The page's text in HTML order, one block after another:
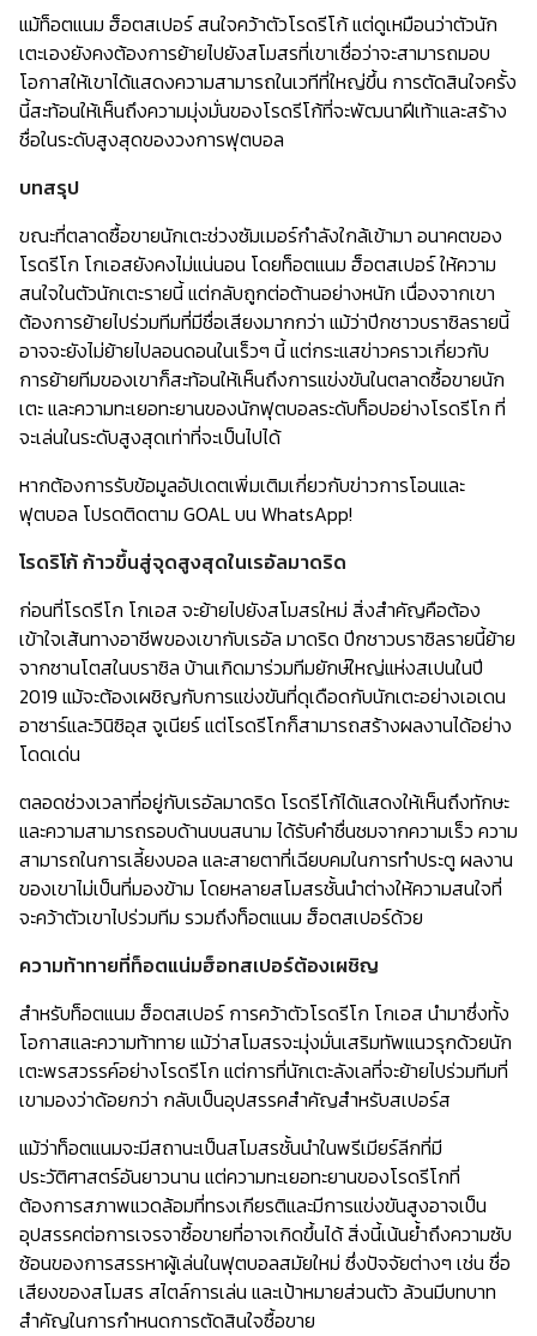
แม้ท็อตแนม ฮ็อตสเปอร์ สนใจคว้าตัวโรดรีโก้ แต่ดูเหมือนว่าตัวนัก
เตะเองยังคงต้องการย้ายไปยังสโมสรที่เขาเชื่อว่าจะสามารถมอบ
โอกาสให้เขาได้แสดงความสามารถในเวทีที่ใหญ่ขึ้น การตัดสินใจครั้ง
นี้สะท้อนให้เห็นถึงความมุ่งมั่นของโรดรีโก้ที่จะพัฒนาฝีเท้าและสร้าง
ชื่อในระดับสูงสุดของวงการฟุตบอล
บทสรุป
ขณะที่ตลาดซื้อขายนักเตะช่วงซัมเมอร์กำลังใกล้เข้ามา อนาคตของ
โรดรีโก โกเอสยังคงไม่แน่นอน โดยท็อตแนม ฮ็อตสเปอร์ ให้ความ
สนใจในตัวนักเตะรายนี้ แต่กลับถูกต่อต้านอย่างหนัก เนื่องจากเขา
ต้องการย้ายไปร่วมทีมที่มีชื่อเสียงมากกว่า แม้ว่าปีกชาวบราซิลรายนี้
อาจจะยังไม่ย้ายไปลอนดอนในเร็วๆ นี้ แต่กระแสข่าวคราวเกี่ยวกับ
การย้ายทีมของเขาก็สะท้อนให้เห็นถึงการแข่งขันในตลาดซื้อขายนัก
เตะ และความทะเยอทะยานของนักฟุตบอลระดับท็อปอย่างโรดรีโก ที่
จะเล่นในระดับสูงสุดเท่าที่จะเป็นไปได้
หากต้องการรับข้อมูลอัปเดตเพิ่มเติมเกี่ยวกับข่าวการโอนและ
ฟุตบอล โปรดติดตาม GOAL บน WhatsApp!
โรดริโก้ ก้าวขึ้นสู่จุดสูงสุดในเรอัลมาดริด
ก่อนที่โรดรีโก โกเอส จะย้ายไปยังสโมสรใหม่ สิ่งสำคัญคือต้อง
เข้าใจเส้นทางอาชีพของเขากับเรอัล มาดริด ปีกชาวบราซิลรายนี้ย้าย
จากซานโตสในบราซิล บ้านเกิดมาร่วมทีมยักษ์ใหญ่แห่งสเปนในปี
2019 แม้จะต้องเผชิญกับการแข่งขันที่ดุเดือดกับนักเตะอย่างเอเดน
อาซาร์และวินิซิอุส จูเนียร์ แต่โรดรีโกก็สามารถสร้างผลงานได้อย่าง
โดดเด่น
ตลอดช่วงเวลาที่อยู่กับเรอัลมาดริด โรดรีโก้ได้แสดงให้เห็นถึงทักษะ
และความสามารถรอบด้านบนสนาม ได้รับคำชื่นชมจากความเร็ว ความ
สามารถในการเลี้ยงบอล และสายตาที่เฉียบคมในการทำประตู ผลงาน
ของเขาไม่เป็นที่มองข้าม โดยหลายสโมสรชั้นนำต่างให้ความสนใจที่
จะคว้าตัวเขาไปร่วมทีม รวมถึงท็อตแนม ฮ็อตสเปอร์ด้วย
ความท้าทายที่ท็อตแน่มฮ็อทสเปอร์ต้องเผชิญ
สำหรับท็อตแนม ฮ็อตสเปอร์ การคว้าตัวโรดรีโก โกเอส นำมาซึ่งทั้ง
โอกาสและความท้าทาย แม้ว่าสโมสรจะมุ่งมั่นเสริมทัพแนวรุกด้วยนัก
เตะพรสวรรค์อย่างโรดรีโก แต่การที่นักเตะลังเลที่จะย้ายไปร่วมทีมที่
เขามองว่าด้อยกว่า กลับเป็นอุปสรรคสำคัญสำหรับสเปอร์ส
แม้ว่าท็อตแนมจะมีสถานะเป็นสโมสรชั้นนำในพรีเมียร์ลีกที่มี
ประวัติศาสตร์อันยาวนาน แต่ความทะเยอทะยานของโรดรีโกที่
ต้องการสภาพแวดล้อมที่ทรงเกียรติและมีการแข่งขันสูงอาจเป็น
อุปสรรคต่อการเจรจาซื้อขายที่อาจเกิดขึ้นได้ สิ่งนี้เน้นย้ำถึงความซับ
ซ้อนของการสรรหาผู้เล่นในฟุตบอลสมัยใหม่ ซึ่งปัจจัยต่างๆ เช่น ชื่อ
เสียงของสโมสร สไตล์การเล่น และเป้าหมายส่วนตัว ล้วนมีบทบาท
สำคัญในการกำหนดการตัดสินใจซื้อขาย